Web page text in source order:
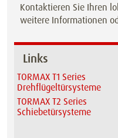
Kontaktieren Sie Ihren
weitere Informationen
Links
TORMAX T1 Series
Drehflügeltürsysteme
TORMAX T2 Series
Schiebetürsysteme